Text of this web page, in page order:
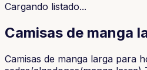
Cargando listado...
Camisas de manga
Camisas de manga larga para